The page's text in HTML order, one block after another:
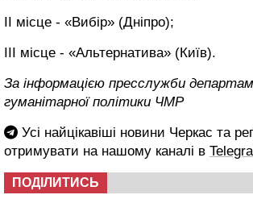
ІІ місце - «Вибір» (Дніпро);
ІІІ місце - «Альтернатива» (Київ).
За інформацією пресслужби
гуманітарної політики ЧМР
Усі найцікавіші новини Черкас та
отримувати на нашому каналі в
ПОДІЛИТИСЬ